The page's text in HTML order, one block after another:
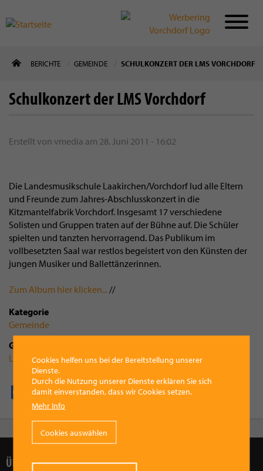
zum
BERICHTE GEMEINDE SCHULKONZERT DER LMS VORCHDORF
Schulkonzert der LMS Vorchdorf
Erstellt von vmedia am 28. Juni 2011 - 16:02
Die Landesmusikschule Laakirchen/Vorchdorf lud alle Eltern
und Freunde zum Jahres-Abschlusskonzert in die
Kitzmantelfabrik Vorchdorf. Insgesamt 17 verschiedene
Solisten und Gruppen traten auf der Bühne auf. Die Schüler
spielten und tanzten hervorragend. Das Publikum im
vollbesetzten Saal war restlos begeistert von den Künsten der
jungen Musiker und Ballettänzerinnen.
Zum Album hier klicken...//
Kategorie
Gemeinde
Gruppenzugehörigkeit
Landesmusikschule
Facebook
Pinterest
X WhatsApp
Email
ÜBER UNS
Cookies helfen uns bei der Bereitstellung unserer
Dienste.
Durch die Nutzung unserer Dienste erklären Sie sich
damit einverstanden, dass wir Cookies setzen.
Mehr Info
Cookies auswählen